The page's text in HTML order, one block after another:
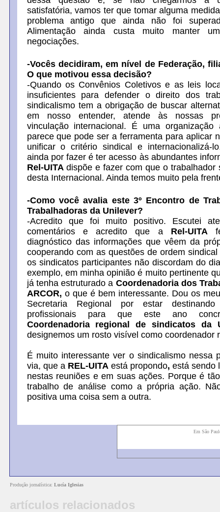
satisfatória, vamos ter que tomar alguma
problema antigo que ainda não foi
Alimentação ainda custa muito manter
negociações.
-Vocês decidiram, em nível de Federação,
O que motivou essa decisão?
-Quando os Convênios Coletivos e as leis
insuficientes para defender o direito dos
sindicalismo tem a obrigação de buscar
em nosso entender, atende às nossas
vinculação internacional. É uma
parece que pode ser a ferramenta para aplicar
unificar o critério sindical e internacionalizá-
ainda por fazer é ter acesso às abundantes
Rel-UITA dispõe e fazer com que o trabalhador
desta Internacional. Ainda temos muito pela
-Como você avalia este 3º Encontro de
Trabalhadoras da Unilever?
-Acredito que foi muito positivo. Escutei
comentários e acredito que a Rel-UITA
diagnóstico das informações que vêem da
cooperando com as questões de ordem
os sindicatos participantes não discordam do
exemplo, em minha opinião é muito pertinente
já tenha estruturado a Coordenadoria dos
ARCOR, o que é bem interessante. Dou os
Secretaria Regional por estar
profissionais para que este ano
Coordenadoria regional de sindicatos da
designemos um rosto visível como coordenador
É muito interessante ver o sindicalismo nessa
via, que a REL-UITAestá propondo, está sendo
nestas reuniões e em suas ações. Porque é
trabalho de análise como a própria ação.
positiva uma coisa sem a outra.
Em São
Produção jornalística: Lucía Iglesias
artículos relacionados